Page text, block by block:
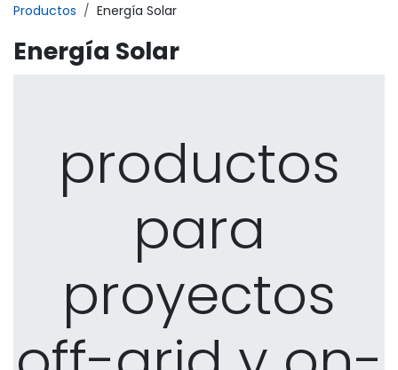
Productos Energía Solar
Energía Solar
productos
para
proyectos